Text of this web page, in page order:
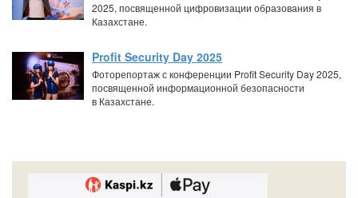
2025, посвященной цифровизации образования в
Казахстане.
Profit Security Day 2025
Фоторепортаж с конференции Profit Security Day 2025,
посвященной информационной безопасности
в Казахстане.